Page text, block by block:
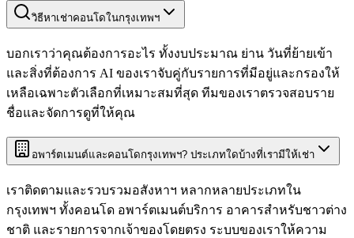
วิธีหาเช่าคอนโดในกรุงเทพฯ
บอกเราว่าคุณต้องการอะไร ทั้งงบประมาณ ย่าน วันที่ย้ายเข้า
และสิ่งที่ต้องการ AI ของเราจับคู่กับรายการที่มีอยู่และกรองให้
เหลือเฉพาะตัวเลือกที่เหมาะสมที่สุด ทีมของเราตรวจสอบราย
ชื่อและจัดการดูที่ให้คุณ
อพาร์ตเมนต์และคอนโดกรุงเทพฯ? ประเภทใดบ้างที่เรามีให้เช่า
เราติดตามและรวบรวมอสังหาฯ หลากหลายประเภทใน
กรุงเทพฯ ทั้งคอนโด อพาร์ตเมนต์บริการ อาคารสำหรับชาวต่าง
ชาติ และรายการจากเจ้าของโดยตรง ระบบของเราให้ความ